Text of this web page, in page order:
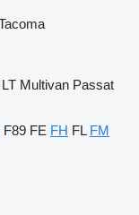
LT Multivan Passat
F89 FE FH FL FM